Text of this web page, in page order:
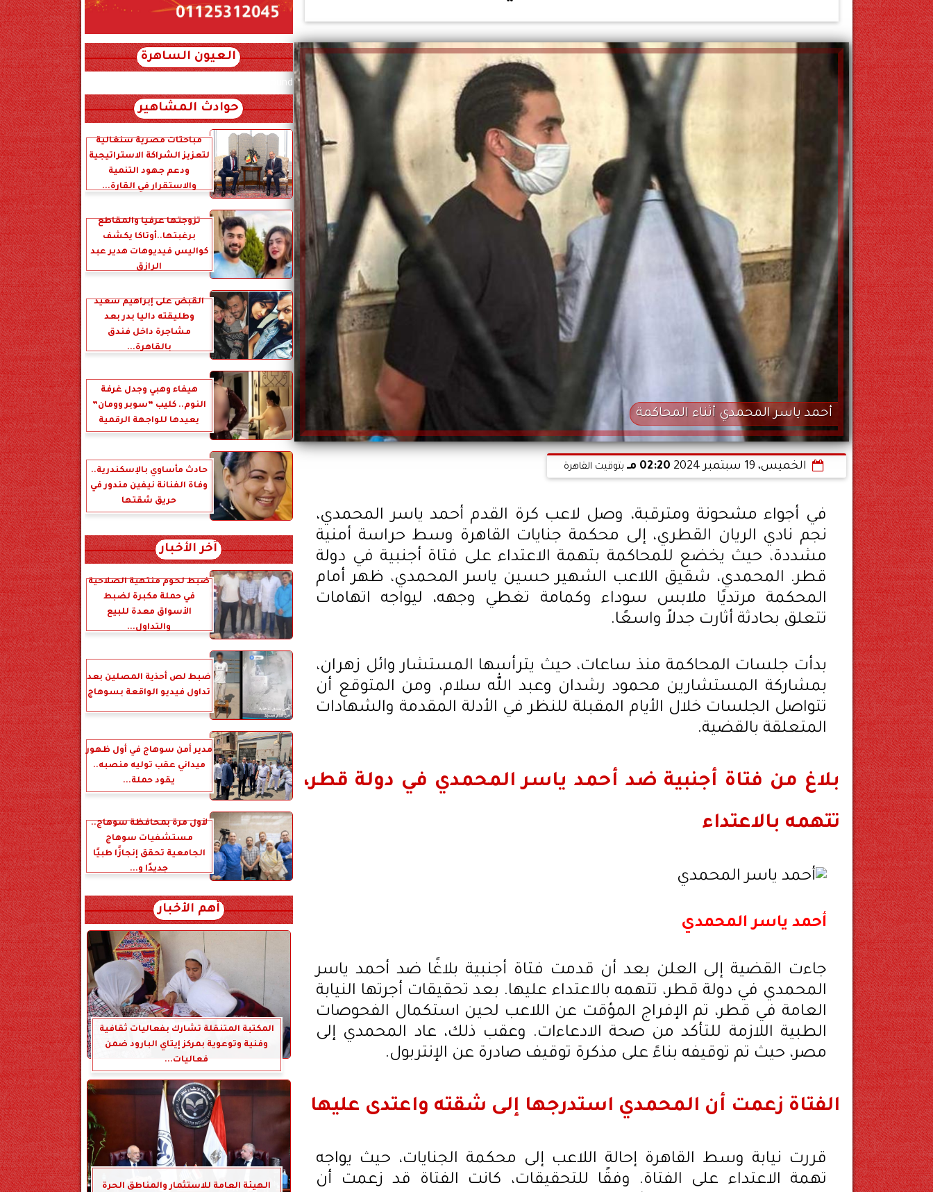
أحمد ياسر المحمدي أثناء المحاكمة
الخميس، 19 سبتمبر 2024 02:20 مـ بتوقيت القاهرة
في أجواء مشحونة ومترقبة، وصل لاعب كرة القدم أحمد ياسر المحمدي،
نجم نادي الريان القطري، إلى محكمة جنايات القاهرة وسط حراسة أمنية
مشددة، حيث يخضع للمحاكمة بتهمة الاعتداء على فتاة أجنبية في دولة
قطر. المحمدي، شقيق اللاعب الشهير حسين ياسر المحمدي، ظهر أمام
المحكمة مرتديًا ملابس سوداء وكمامة تغطي وجهه، ليواجه اتهامات
تتعلق بحادثة أثارت جدلاً واسعًا.
بدأت جلسات المحاكمة منذ ساعات، حيث يترأسها المستشار وائل زهران،
بمشاركة المستشارين محمود رشدان وعبد الله سلام، ومن المتوقع أن
تتواصل الجلسات خلال الأيام المقبلة للنظر في الأدلة المقدمة والشهادات
المتعلقة بالقضية.
بلاغ من فتاة أجنبية ضد أحمد ياسر المحمدي في دولة قطر،
تتهمه بالاعتداء
أحمد ياسر المحمدي
جاءت القضية إلى العلن بعد أن قدمت فتاة أجنبية بلاغًا ضد أحمد ياسر
المحمدي في دولة قطر، تتهمه بالاعتداء عليها. بعد تحقيقات أجرتها النيابة
العامة في قطر، تم الإفراج المؤقت عن اللاعب لحين استكمال الفحوصات
الطبية اللازمة للتأكد من صحة الادعاءات. وعقب ذلك، عاد المحمدي إلى
مصر، حيث تم توقيفه بناءً على مذكرة توقيف صادرة عن الإنتربول.
الفتاة زعمت أن المحمدي استدرجها إلى شقته واعتدى عليها
قررت نيابة وسط القاهرة إحالة اللاعب إلى محكمة الجنايات، حيث يواجه
تهمة الاعتداء على الفتاة. وفقًا للتحقيقات، كانت الفتاة قد زعمت أن
العيون الساهرة
xml_json/rss/~12.xml x0n not found
حوادث المشاهير
مباحثات مصرية سنغالية
لتعزيز الشراكة الاستراتيجية
ودعم جهود التنمية
والاستقرار في القارة...
تزوجتها عرفياً والمقاطع
برغبتها..أوتاكا يكشف
كواليس فيديوهات هدير عبد
الرازق
القبض على إبراهيم سعيد
وطليقته داليا بدر بعد
مشاجرة داخل فندق
بالقاهرة...
هيفاء وهبي وجدل غرفة
النوم.. كليب ”سوبر وومان”
يعيدها للواجهة الرقمية
حادث مأساوي بالإسكندرية..
وفاة الفنانة نيفين مندور في
حريق شقتها
آخر الأخبار
ضبط لحوم منتهية الصلاحية
في حملة مكبرة لضبط
الأسواق معدة للبيع
والتداول...
ضبط لص أحذية المصلين بعد
تداول فيديو الواقعة بسوهاج
مدير أمن سوهاج في أول ظهور
ميداني عقب توليه منصبه..
يقود حملة...
لأول مرة بمحافظة سوهاج..
مستشفيات سوهاج
الجامعية تحقق إنجازًا طبيًا
جديدًا و...
أهم الأخبار
المكتبة المتنقلة تشارك بفعاليات ثقافية
وفنية وتوعوية بمركز إيتاي البارود ضمن
فعاليات...
الهيئة العامة للاستثمار والمناطق الحرة